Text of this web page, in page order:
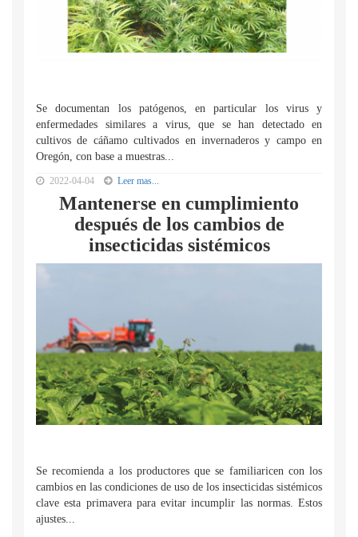
Se documentan los patógenos, en particular los virus y
enfermedades similares a virus, que se han detectado en
cultivos de cáñamo cultivados en invernaderos y campo en
Oregón, con base a muestras...
2022-04-04 Leer mas...
Mantenerse en cumplimiento
después de los cambios de
insecticidas sistémicos
Se recomienda a los productores que se familiaricen con los
cambios en las condiciones de uso de los insecticidas sistémicos
clave esta primavera para evitar incumplir las normas. Estos
ajustes...